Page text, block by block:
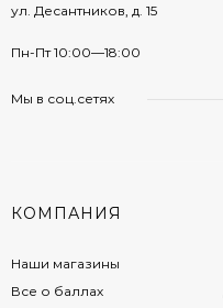
ул. Десантников, д. 15
Пн-Пт 10:00—18:00
Мы в соц.сетях
КОМПАНИЯ
Наши магазины
Все о баллах